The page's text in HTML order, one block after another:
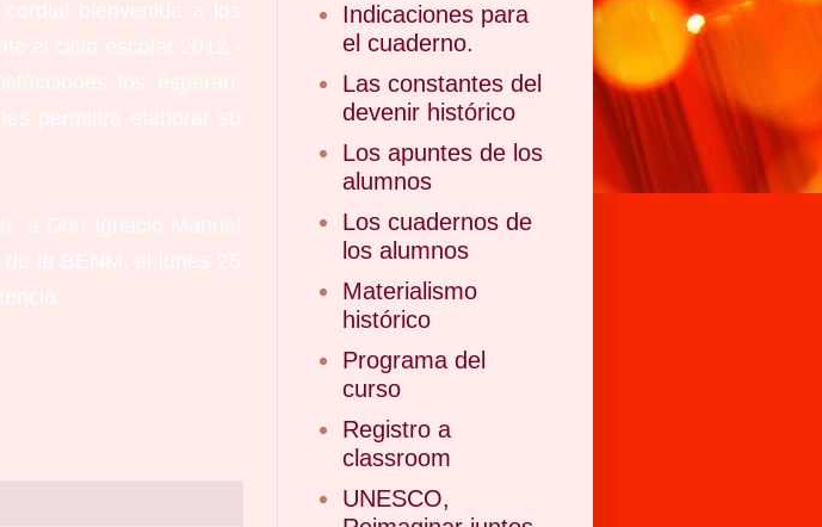
Indicaciones para
el cuaderno.
Las constantes del
devenir histórico
Los apuntes de los
alumnos
Los cuadernos de
los alumnos
Materialismo
histórico
Programa del
curso
Registro a
classroom
UNESCO,